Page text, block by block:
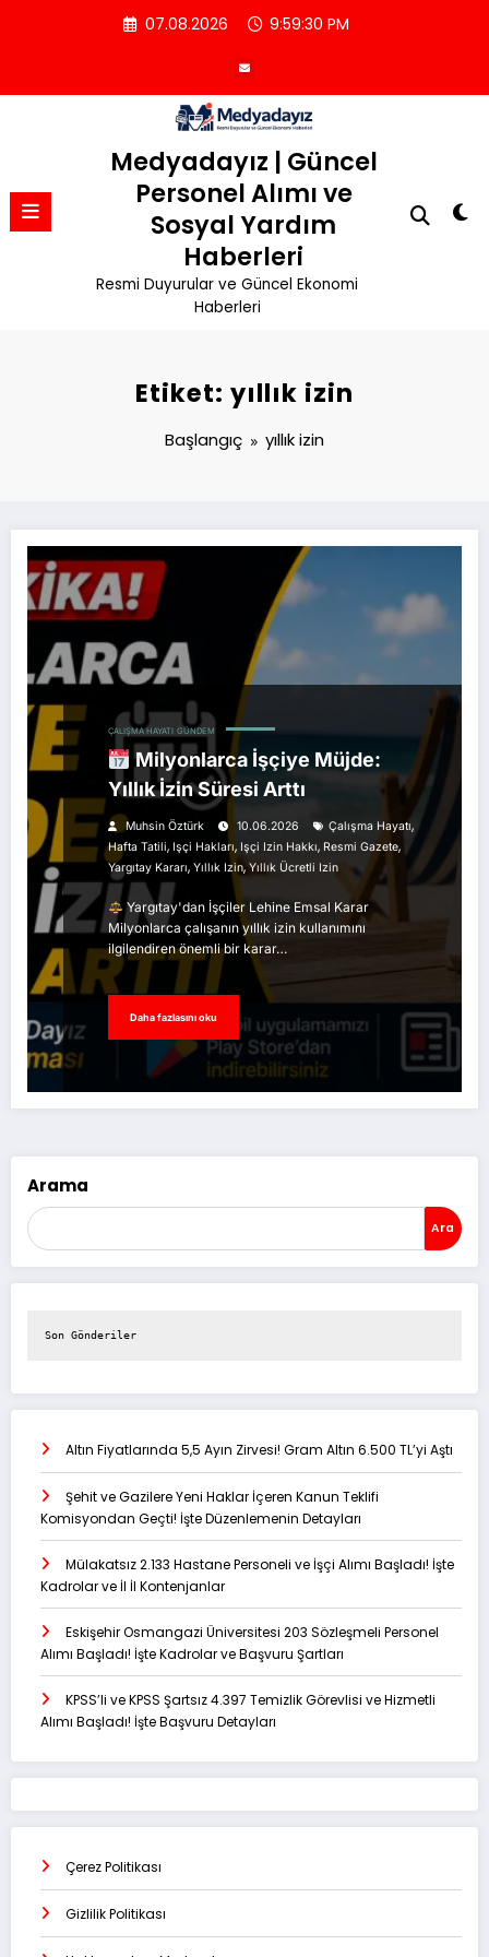
07.08.2026 9:59:31 PM
Medyadayız | Güncel
Personel Alımı ve
Sosyal Yardım
Haberleri
Resmi Duyurular ve Güncel Ekonomi
Haberleri
Etiket: yıllık izin
Başlangıç yıllık izin
ÇALIŞMA HAYATI GÜNDEM
Milyonlarca İşçiye Müjde:
Yıllık İzin Süresi Arttı
Muhsin Öztürk 10.06.2026 Çalışma Hayatı,
Hafta Tatili, Işçi Hakları, Işçi Izin Hakkı, Resmi Gazete,
Yargıtay Kararı, Yıllık Izin, Yıllık Ücretli Izin
Yargıtay'dan İşçiler Lehine Emsal Karar
Milyonlarca çalışanın yıllık izin kullanımını
ilgilendiren önemli bir karar…
Daha fazlasını oku
Arama
Ara
Son Gönderiler
Altın Fiyatlarında 5,5 Ayın Zirvesi! Gram Altın 6.500 TL’yi Aştı
Şehit ve Gazilere Yeni Haklar İçeren Kanun Teklifi
Komisyondan Geçti! İşte Düzenlemenin Detayları
Mülakatsız 2.133 Hastane Personeli ve İşçi Alımı Başladı! İşte
Kadrolar ve İl İl Kontenjanlar
Eskişehir Osmangazi Üniversitesi 203 Sözleşmeli Personel
Alımı Başladı! İşte Kadrolar ve Başvuru Şartları
KPSS’li ve KPSS Şartsız 4.397 Temizlik Görevlisi ve Hizmetli
Alımı Başladı! İşte Başvuru Detayları
Çerez Politikası
Gizlilik Politikası